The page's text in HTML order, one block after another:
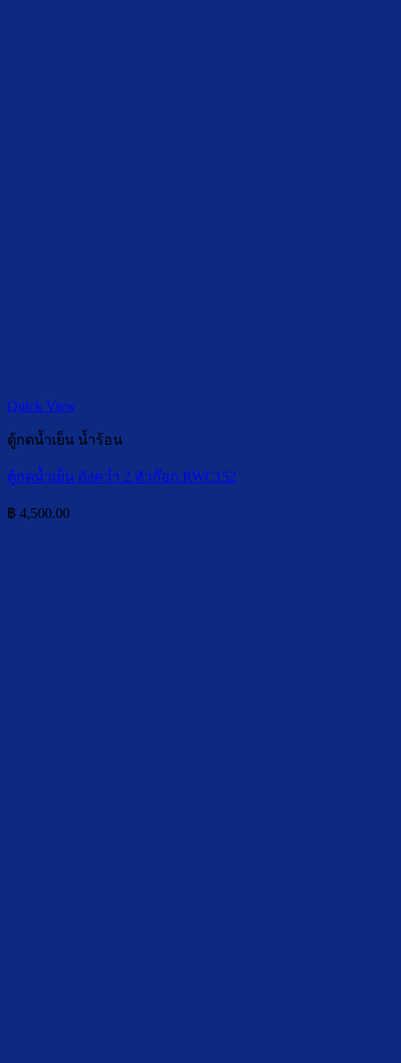
Quick View
ตู้กดน้ำเย็น น้ำร้อน
ตู้กดน้ำเย็น ถังคว่ำ 2 หัวก๊อก RWC152
฿ 4,500.00